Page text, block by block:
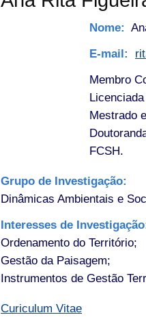
Nome:
E-mail:
Membro
Mestrado
FCSH.
Grupo de Investigação:
Dinâmicas Ambientais e
Interesses de
Ordenamento do Território;
Gestão da Paisagem;
Instrumentos de Gestão
Curiculum Vitae